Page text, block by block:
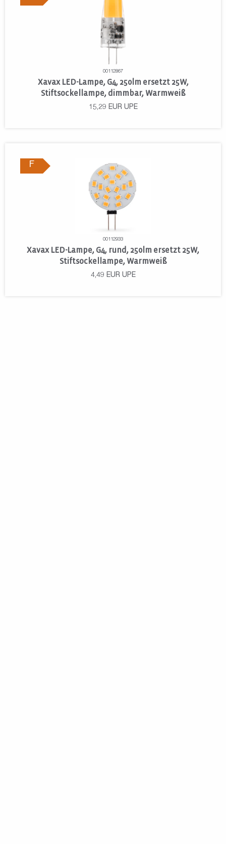
00112867
Xavax LED-Lampe, G4, 250lm ersetzt 25W,
Stiftsockellampe, dimmbar, Warmweiß
15,29 EUR UPE
F
00112933
Xavax LED-Lampe, G4, rund, 250lm ersetzt 25W,
Stiftsockellampe, Warmweiß
4,49 EUR UPE